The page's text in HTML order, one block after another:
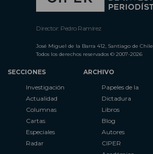
Director: Pedro Ramírez
José Miguel de la Barra 412, Santiago de Chile
Todos los derechos reservados © 2007-2026
SECCIONES
Investigación
Actualidad
Columnas
Cartas
Especiales
Radar
ARCHIVO
Papeles de la
Dictadura
Libros
Blog
Autores
CIPER